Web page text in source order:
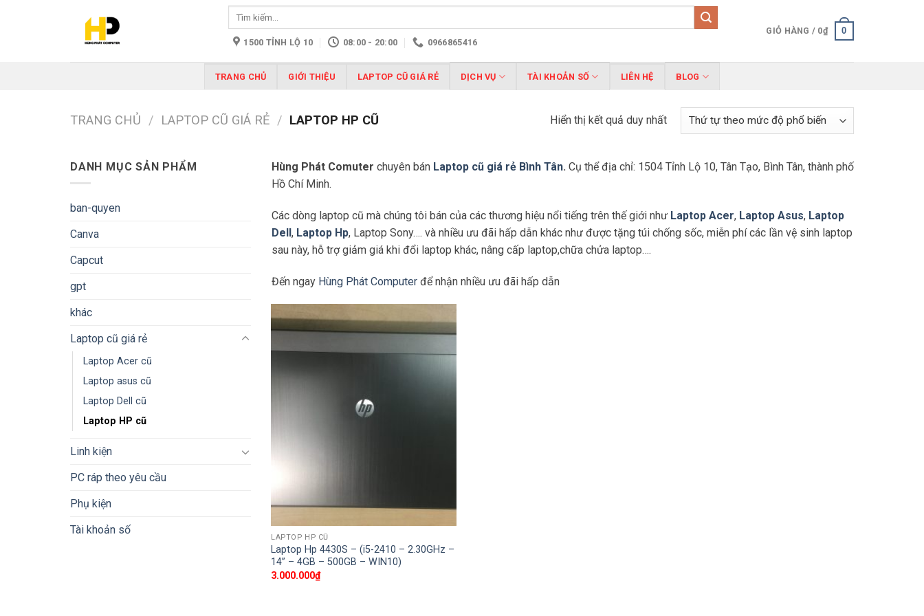
1500 TỈNH LỘ 10 08:00 - 20:00 0966865416
GIỎ HÀNG / 0₫ 0
TRANG CHỦ GIỚI THIỆU LAPTOP CŨ GIÁ RẺ DỊCH VỤ TÀI KHOẢN SỐ LIÊN HỆ BLOG
TRANG CHỦ / LAPTOP CŨ GIÁ RẺ / LAPTOP HP CŨ Hiển thị kết quả duy nhất
DANH MỤC SẢN PHẨM
ban-quyen
Canva
Capcut
gpt
khác
Laptop cũ giá rẻ
Laptop Acer cũ
Laptop asus cũ
Laptop Dell cũ
Laptop HP cũ
Linh kiện
PC ráp theo yêu cầu
Phụ kiện
Tài khoản số
Hùng Phát Comuter chuyên bán Laptop cũ giá rẻ Bình Tân. Cụ thể địa chỉ: 1504 Tỉnh Lộ 10, Tân Tạo, Bình Tân, thành phố
Hồ Chí Minh.
Các dòng laptop cũ mà chúng tôi bán của các thương hiệu nổi tiếng trên thế giới như Laptop Acer, Laptop Asus, Laptop
Dell, Laptop Hp, Laptop Sony…. và nhiều ưu đãi hấp dẫn khác như được tặng túi chống sốc, miễn phí các lần vệ sinh laptop
sau này, hỗ trợ giảm giá khi đổi laptop khác, nâng cấp laptop,chữa chửa laptop….
Đến ngay Hùng Phát Computerđể nhận nhiều ưu đãi hấp dẫn
LAPTOP HP CŨ
Laptop Hp 4430S – (i5-2410 – 2.30GHz –
14” – 4GB – 500GB – WIN10)
3.000.000₫